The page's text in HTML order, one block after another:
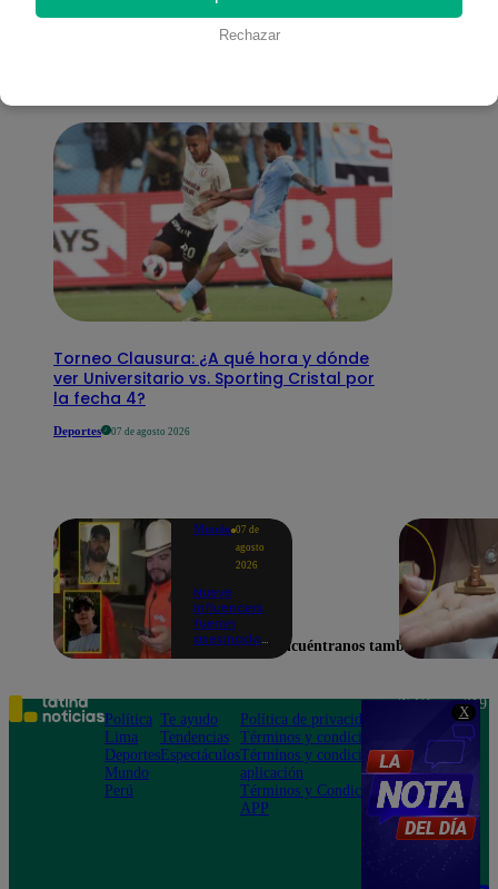
X
interesar
Torneo Clausura: ¿A qué hora y dónde
ver Universitario vs. Sporting Cristal por
la fecha 4?
Deportes 07 de agosto 2026
Mundo 07 de
agosto
2026
Nueve
influencers
fueron
asesinados
el Cártel de
Sinaloa
Rechazar
Encuéntranos también en
Política
Lima
Deportes
Mundo
Perú
Te ayudo
Tendencias
Espectáculos
Política de privacidad
Términos y condiciones
Términos y condiciones
aplicación
Términos y Condiciones
APP
Teléfono: 219
Av. San
Felipe 968
Jesús María